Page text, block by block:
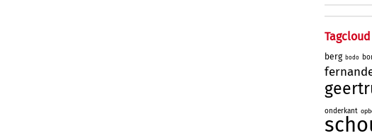
Tagcloud
berg bodo
onderkant